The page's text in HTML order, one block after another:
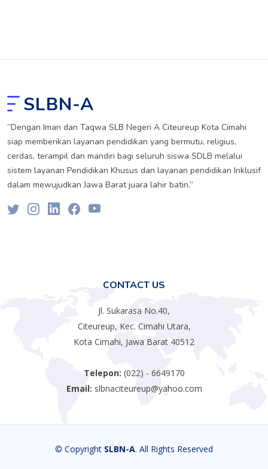
SLBN-A
”Dengan Iman dan Taqwa SLB Negeri A Citeureup Kota Cimahi
siap memberikan layanan pendidikan yang bermutu, religius,
cerdas, terampil dan mandiri bagi seluruh siswa SDLB melalui
sistem layanan Pendidikan Khusus dan layanan pendidikan Inklusif
dalam mewujudkan Jawa Barat juara lahir batin.”
CONTACT US
Jl. Sukarasa No.40,
Citeureup, Kec. Cimahi Utara,
Kota Cimahi, Jawa Barat 40512
Telepon: (022) - 6649170
Email: slbnaciteureup@yahoo.com
© Copyright SLBN-A. All Rights Reserved